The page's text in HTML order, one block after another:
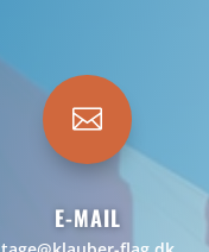

E-MAIL